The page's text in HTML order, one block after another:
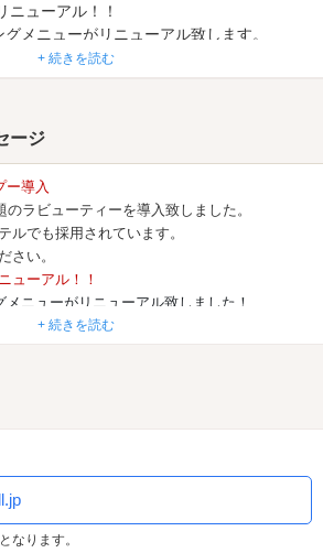
ューアル！！
メニューがリニューアル致します。
ニング・・・焼きたてクロワッサンを是
！！
効果等あると言われてます。
はご利用下さい。
食、スフレパンケーキ等新メニューが
リー、店内オーダー画面にてご確認下さ
クリーム等乾燥するこれからの時期にお
ー、客室テレビ画面にてご確認下さい。
めました…。
やすく…全室均一料金＜3時間＞でご利用
ーにてご確認お願いいたします。
+ 続きを読む
ージ
ー導入
のラビューティーを導入致しました。
でも採用されています。
さい。
ューアル！！
メニューがリニューアル致しました！
ング・・・焼きたてクロワッサンを是非と
！
果等あると言われてます。
ご利用下さい。
食、スフレパンケーキ等新メニューが続々登
+ 続きを読む
なります。